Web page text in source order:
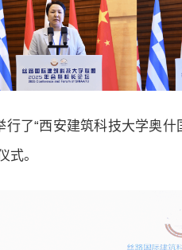
行了“西安建筑科技大学奥
式。